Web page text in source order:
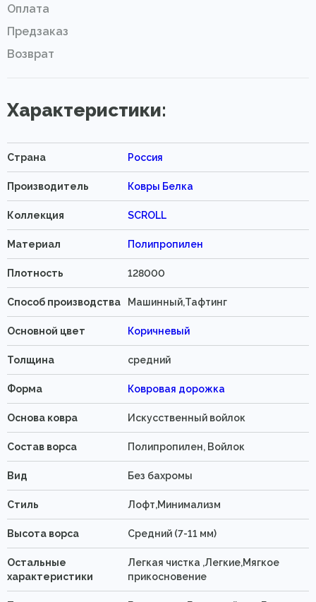
Оплата
Предзаказ
Возврат
Характеристики:
Страна Россия
Производитель Ковры Белка
Коллекция SCROLL
Материал Полипропилен
Плотность 128000
Способ производства Машинный,Тафтинг
Основной цвет Коричневый
Толщина средний
Форма Ковровая дорожка
Основа ковра Искусственный войлок
Состав ворса Полипропилен, Войлок
Вид Без бахромы
Стиль Лофт,Минимализм
Высота ворса Средний (7-11 мм)
Остальные
характеристики
Легкая чистка ,Легкие,Мягкое
прикосновение